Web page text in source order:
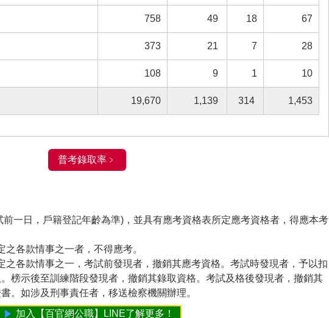
758 49 18 67
373 21 7 28
108 9 1 10
19,670 1,139 314 1,453
普考錄取率﹥
一日，戶籍登記年齡為準)，並具有應考資格表所定應考資格者，得應本考
各款情事之一者，不得應考。
之各款情事之一，考試前發現者，撤銷其應考資格。考試時發現者，予以扣
榜示後至訓練階段發現者，撤銷其錄取資格。考試及格後發現者，撤銷其
。如涉及刑事責任者，移送檢察機關辦理。
加入【百官網公職】LINE了解更多！